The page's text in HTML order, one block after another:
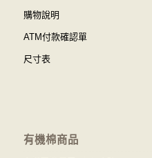
購物說明
ATM付款確認單
尺寸表
有機棉商品